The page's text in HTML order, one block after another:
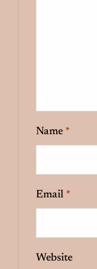
Name *
Email *
Website